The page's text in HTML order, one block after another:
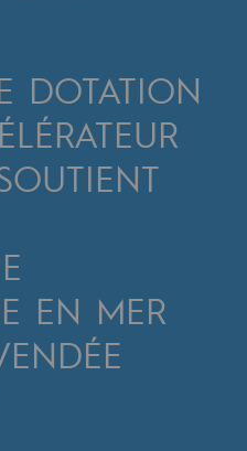
valeurs
certifiée
DOTATION
EN MER